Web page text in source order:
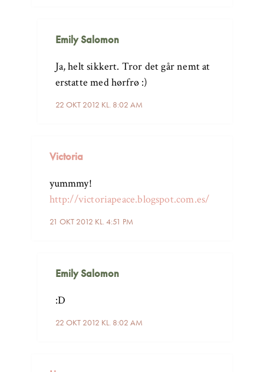
Emily Salomon
22 OKT 2012 KL. 8:02 AM
Ja, helt sikkert. Tror det går nemt at
erstatte med hørfrø :)
Victoria
21 OKT 2012 KL. 4:51 PM
yummmy!
http://victoriapeace.blogspot.com.es/
Emily Salomon
22 OKT 2012 KL. 8:02 AM
:D